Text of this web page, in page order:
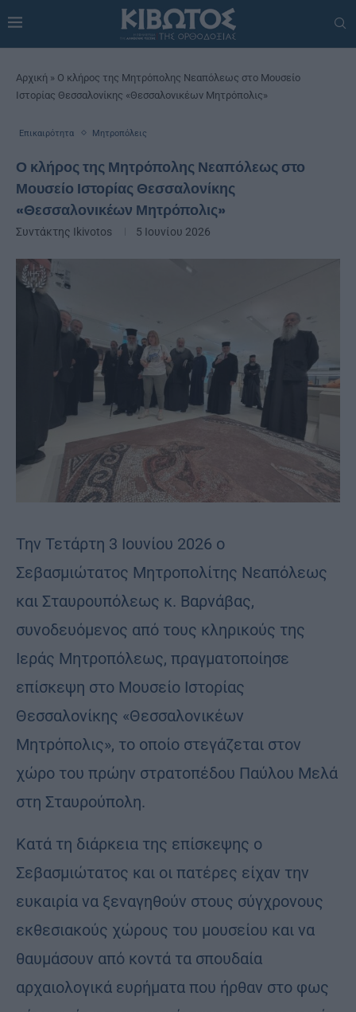
Αρχική » Ο κλήρος της Μητρόπολης Νεαπόλεως στο Μουσείο
Ιστορίας Θεσσαλονίκης «Θεσσαλονικέων Μητρόπολις»
Επικαιρότητα Μητροπόλεις
Ο κλήρος της Μητρόπολης Νεαπόλεως στο
Μουσείο Ιστορίας Θεσσαλονίκης
«Θεσσαλονικέων Μητρόπολις»
Συντάκτης Ikivotos 5 Ιουνίου 2026
Την Τετάρτη 3 Ιουνίου 2026 ο
Σεβασμιώτατος Μητροπολίτης Νεαπόλεως
και Σταυρουπόλεως κ. Βαρνάβας,
συνοδευόμενος από τους κληρικούς της
Ιεράς Μητροπόλεως, πραγματοποίησε
επίσκεψη στο Μουσείο Ιστορίας
Θεσσαλονίκης «Θεσσαλονικέων
Μητρόπολις», το οποίο στεγάζεται στον
χώρο του πρώην στρατοπέδου Παύλου Μελά
στη Σταυρούπολη.
Κατά τη διάρκεια της επίσκεψης ο
Σεβασμιώτατος και οι πατέρες είχαν την
ευκαιρία να ξεναγηθούν στους σύγχρονους
εκθεσιακούς χώρους του μουσείου και να
θαυμάσουν από κοντά τα σπουδαία
αρχαιολογικά ευρήματα που ήρθαν στο φως